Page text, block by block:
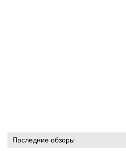
Последние обзоры